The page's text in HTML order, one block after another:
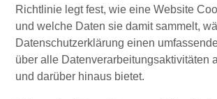
Richtlinie legt fest, wie eine Website
und welche Daten sie damit sammelt,
Datenschutzerklärung einen
über alle Datenverarbeitungsaktivitäten
und darüber hinaus bietet.